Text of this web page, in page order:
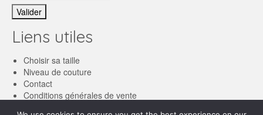
Liens utiles
Choisir sa taille
Niveau de couture
Contact
Conditions générales de vente